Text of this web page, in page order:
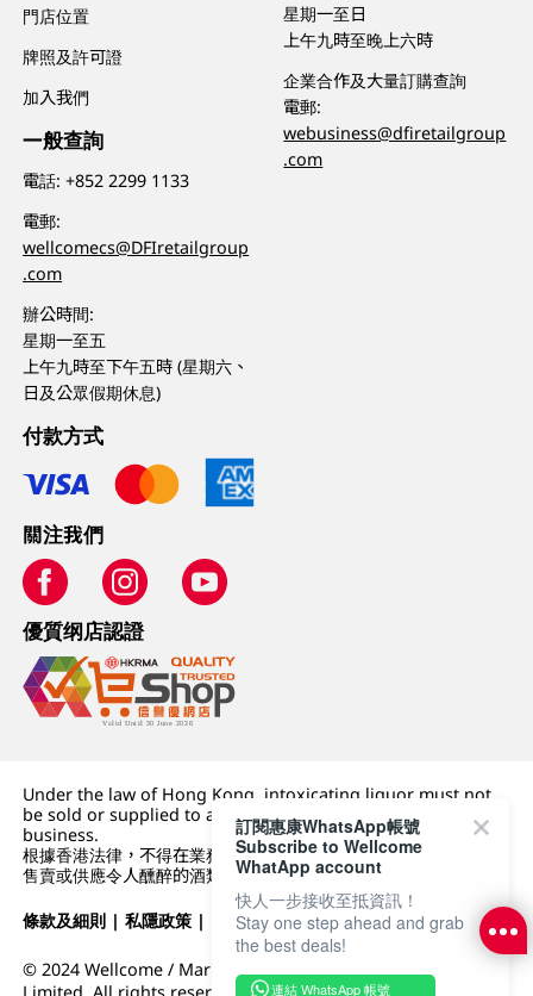
門店位置
牌照及許可證
加入我們
一般查詢
電話:+852 2299 1133
電郵:
wellcomecs@DFIretailgroup
.com
辦公時間:
星期一至五
上午九時至下午五時 (星期六、
日及公眾假期休息)
星期一至日
上午九時至晚上六時
企業合作及大量訂購查詢
電郵:
webusiness@dfiretailgroup
.com
付款方式
關注我們
優質纲店認證
Under the law of Hong Kong, intoxicating liquor must not
be sold or supplied to a minor (under 18) in the course of
business.
根據香港法律，不得在業務過程中，向未成年人 (18 歲以下人士)
售賣或供應令人醺醉的酒類。
條款及細則 |私隱政策 | DFI零售集團
© 2024 Wellcome / Market Place. The Dairy Farm Company
Limited. All rights reserved.
訂閱惠康WhatsApp帳號
Subscribe to Wellcome
WhatApp account
快人一步接收至抵資訊！
Stay one step ahead and grab
the best deals!
連結 WhatsApp 帳號